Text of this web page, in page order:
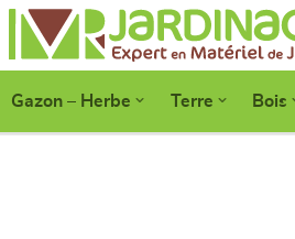
Gazon – Herbe Terre Bois